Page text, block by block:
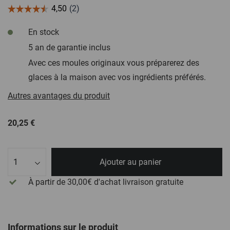
En stock
5 an de garantie inclus
Avec ces moules originaux vous préparerez des
glaces à la maison avec vos ingrédients préférés.
Autres avantages du produit
20,25 €
Ajouter au panier
À partir de 30,00€ d'achat livraison gratuite
Informations sur le produit